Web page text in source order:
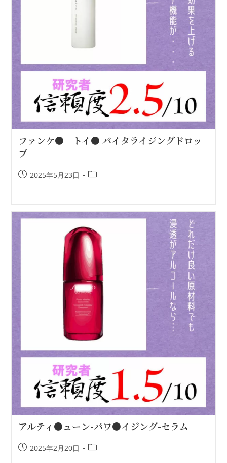
ファンケ● トイ● バイタライジングドロッ
プ
2025年5月23日
アルティ●ューン-パワ●イジング-セラム
2025年2月20日